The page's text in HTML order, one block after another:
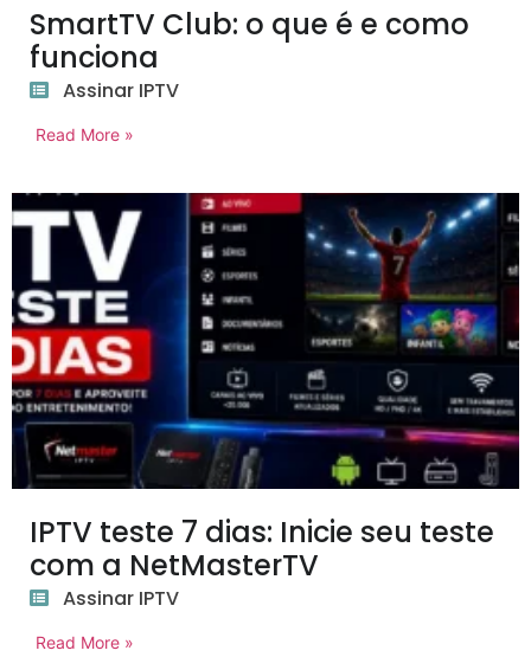
SmartTV Club: o que é e como
funciona
Assinar IPTV
Read More »
IPTV teste 7 dias: Inicie seu teste
com a NetMasterTV
Assinar IPTV
Read More »